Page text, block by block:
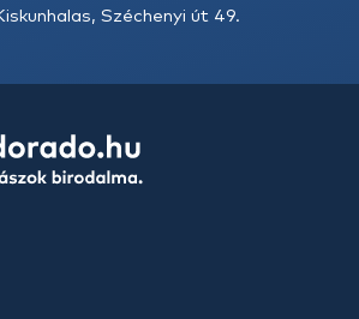
Széchenyi út 49.